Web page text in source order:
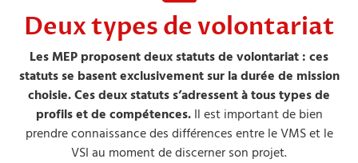
Deux types de volontariat
Les MEP proposent deux statuts de volontariat : ces
statuts se basent exclusivement sur la durée de mission
choisie. Ces deux statuts s’adressent à tous types de
profils et de compétences. Il est important de bien
prendre connaissance des différences entre le VMS et le
VSI au moment de discerner son projet.